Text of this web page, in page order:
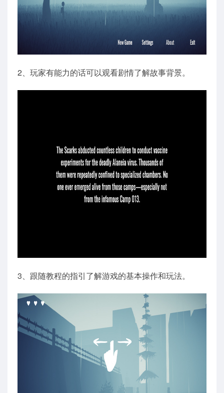
2、玩家有能力的话可以观看剧情了解故事背景。
3、跟随教程的指引了解游戏的基本操作和玩法。